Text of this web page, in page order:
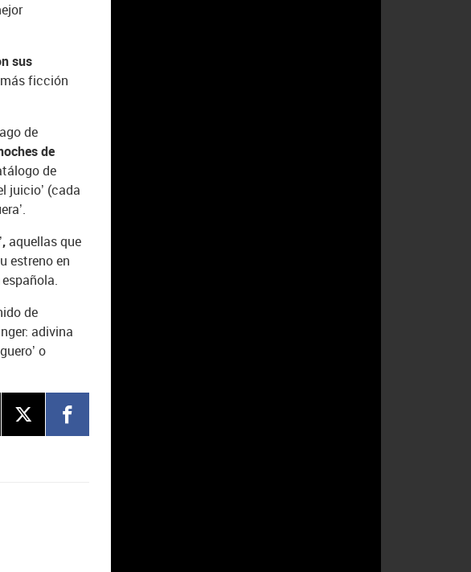
sus
ficción
de
de
de
juicio’ (cada
aquellas que
estreno en
de
adivina
o